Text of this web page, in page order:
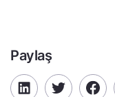
Paylaş